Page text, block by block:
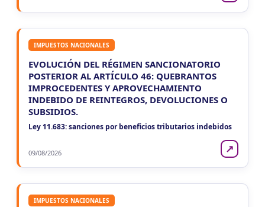
IMPUESTOS NACIONALES
EVOLUCIÓN DEL RÉGIMEN SANCIONATORIO
POSTERIOR AL ARTÍCULO 46: QUEBRANTOS
IMPROCEDENTES Y APROVECHAMIENTO
INDEBIDO DE REINTEGROS, DEVOLUCIONES O
SUBSIDIOS.
Ley 11.683: sanciones por beneficios tributarios indebidos
09/08/2026 ↗
IMPUESTOS NACIONALES